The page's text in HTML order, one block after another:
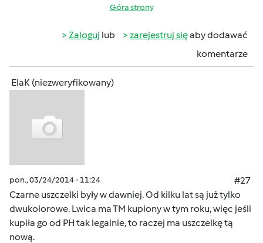
Góra strony
Zaloguj lub zarejestruj sięaby dodawać
komentarze
ElaK (niezweryfikowany)
pon., 03/24/2014 - 11:24
#27
Czarne uszczelki były w dawniej. Od kilku lat są już tylko
dwukolorowe. Lwica ma TM kupiony w tym roku, więc jeśli
kupiła go od PH tak legalnie, to raczej ma uszczelkę tą
nową.